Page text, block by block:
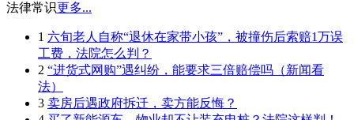
法律常识更多...
1 六旬老人自称“退休在家带小孩”，被撞伤后索赔1万误
工费，法院怎么判？
2 “进货式网购”遇纠纷，能要求三倍赔偿吗（新闻看
法）
3 卖房后遇政府拆迁，卖方能反悔？